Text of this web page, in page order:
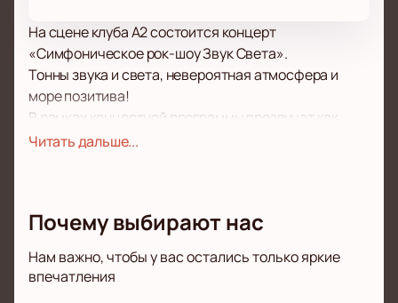
На сцене клуба А2 состоится концерт
«Симфоническое рок-шоу Звук Света».
Тонны звука и света, невероятная атмосфера и
море позитива!
В рамках концертной программы прозвучат как
хорошо известные поклонникам, так и самые
отличного настроения, возможность вживую
Самое передовое световое и звуковое
оборудование позволит вам отчетливо услышать
Читать дальше...
Почему выбирают нас
Нам важно, чтобы у вас остались только яркие
впечатления